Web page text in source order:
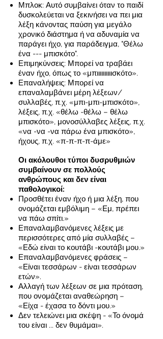
Μπλοκ: Αυτό συμβαίνει όταν το παιδί
δυσκολεύεται να ξεκινήσει να πει μια
λέξη κάνοντας παύση για μεγάλο
χρονικό διάστημα ή να αδυναμία να
παράγει ήχο, για παράδειγμα, "Θέλω
ένα --- μπισκότο".
Επιμηκύνσεις: Μπορεί να τραβάει
έναν ήχο, όπως το «μπιιιιιιιιιισκότο».
Επαναλήψεις: Μπορεί να
επαναλαμβάνει μέρη λέξεων/
συλλαβές, π.χ. «μπι-μπι-μπισκότο»,
λέξεις, π.χ. «θέλω -θέλω – θέλω
μπισκότο», μονοσύλλαβες λέξεις, π.χ.
«να -να -να πάρω ένα μπισκότο»,
ήχους, π.χ. «π-π-π-π-άμε»
Οι ακόλουθοι τύποι δυσρυθμιών
συμβαίνουν σε πολλούς
ανθρώπους και δεν είναι
παθολογικοί:
Προσθέτει έναν ήχο ή μια λέξη, που
ονομάζεται εμβόλιμη – «Εμ, πρέπει
να πάω σπίτι.»
Επαναλαμβανόμενες λέξεις με
περισσότερες από μία συλλαβές –
«Εδώ είναι το κουτάβι -κουτάβι μου.»
Επαναλαμβανόμενες φράσεις –
«Είναι τεσσάρων - είναι τεσσάρων
ετών».
Αλλαγή των λέξεων σε μια πρόταση,
που ονομάζεται αναθεώρηση –
«Είχα - έχασα το δόντι μου.»
Δεν τελειώνει μια σκέψη - «Το όνομά
του είναι ... δεν θυμάμαι».